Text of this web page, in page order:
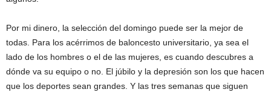
Por mi dinero, la selección del domingo puede ser la mejor de
todas. Para los acérrimos de baloncesto universitario, ya sea el
lado de los hombres o el de las mujeres, es cuando descubres a
dónde va su equipo o no. El júbilo y la depresión son los que hacen
que los deportes sean grandes. Y las tres semanas que siguen